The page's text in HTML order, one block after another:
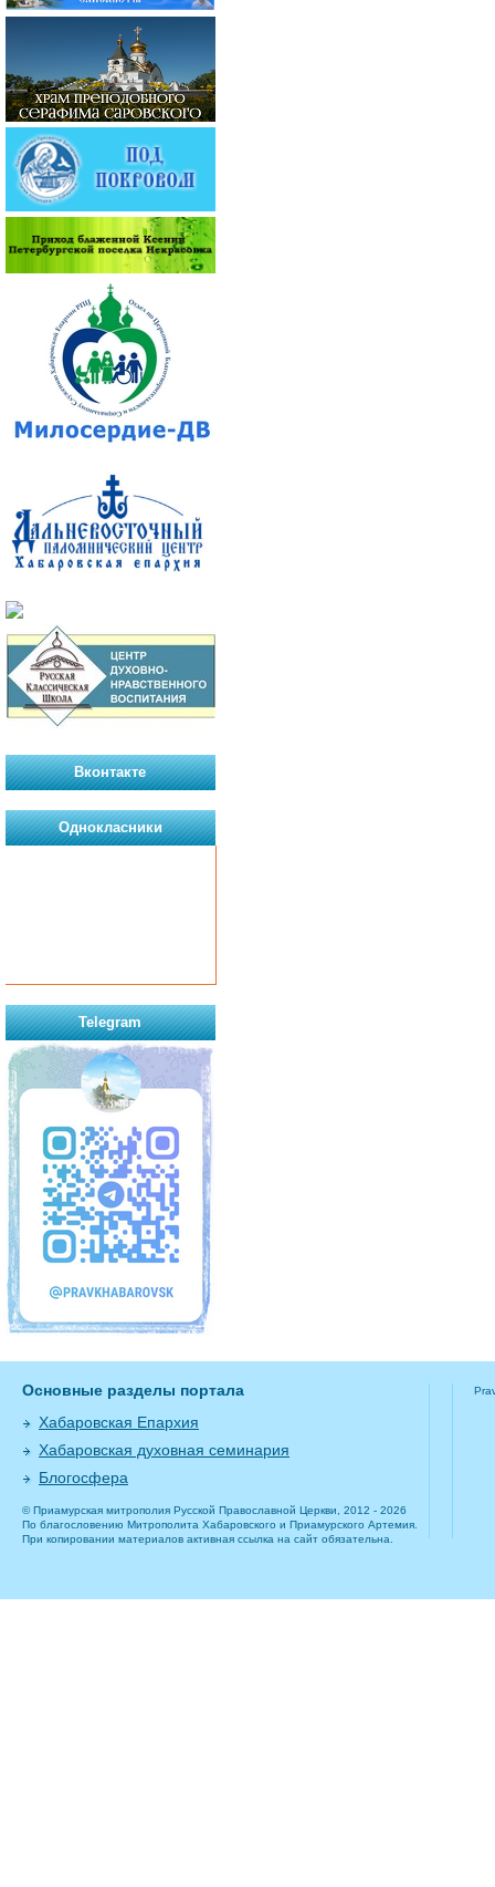
Вконтакте
Однокласники
Telegram
Основные разделы портала
Хабаровская Епархия
Хабаровская духовная семинария
Блогосфера
© Приамурская митрополия Русской Православной Церкви, 2012 - 2026
По благословению Митрополита Хабаровского и Приамурского Артемия.
При копировании материалов активная ссылка на сайт обязательна.